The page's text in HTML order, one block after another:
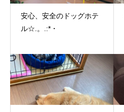
安心、安全のドッグホテ
ル☆.。.:*・